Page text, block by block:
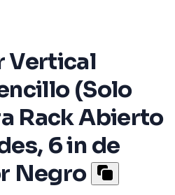
Vertical
(Solo
Rack Abierto
6 in de
Negro